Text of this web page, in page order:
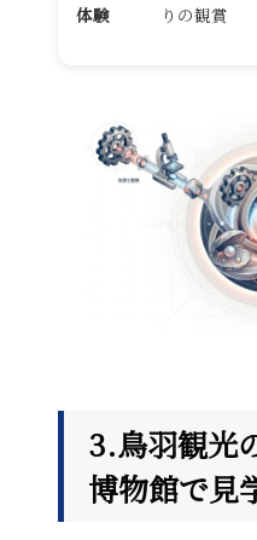
体験
りの観賞
3.鳥羽観光
博物館で見